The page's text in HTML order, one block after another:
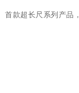
首款超长尺系列产品